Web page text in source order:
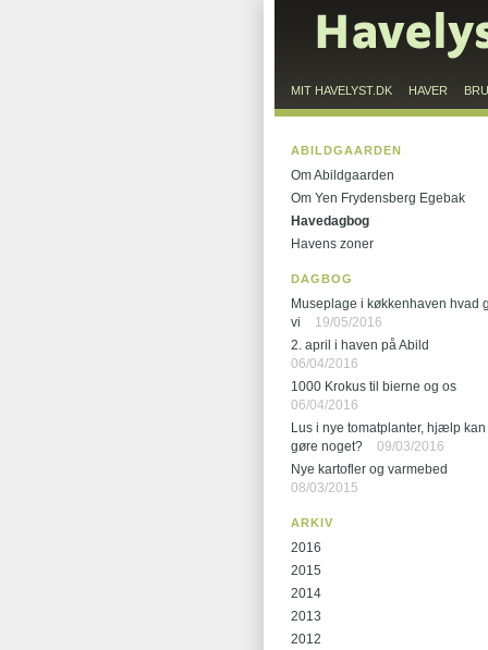
ABILDGAARDEN
Om Abildgaarden
Om Yen Frydensberg Egebak
Havedagbog
Havens zoner
DAGBOG
Museplage i køkkenhaven hvad
vi
19/05/2016
2. april i haven på Abild
06/04/2016
1000 Krokus til bierne og os
06/04/2016
Lus i nye tomatplanter, hjælp
gøre noget?
09/03/2016
Nye kartofler og varmebed
08/03/2015
ARKIV
2016
2015
2014
2013
2012
MIT HAVELYST.DK HAVER